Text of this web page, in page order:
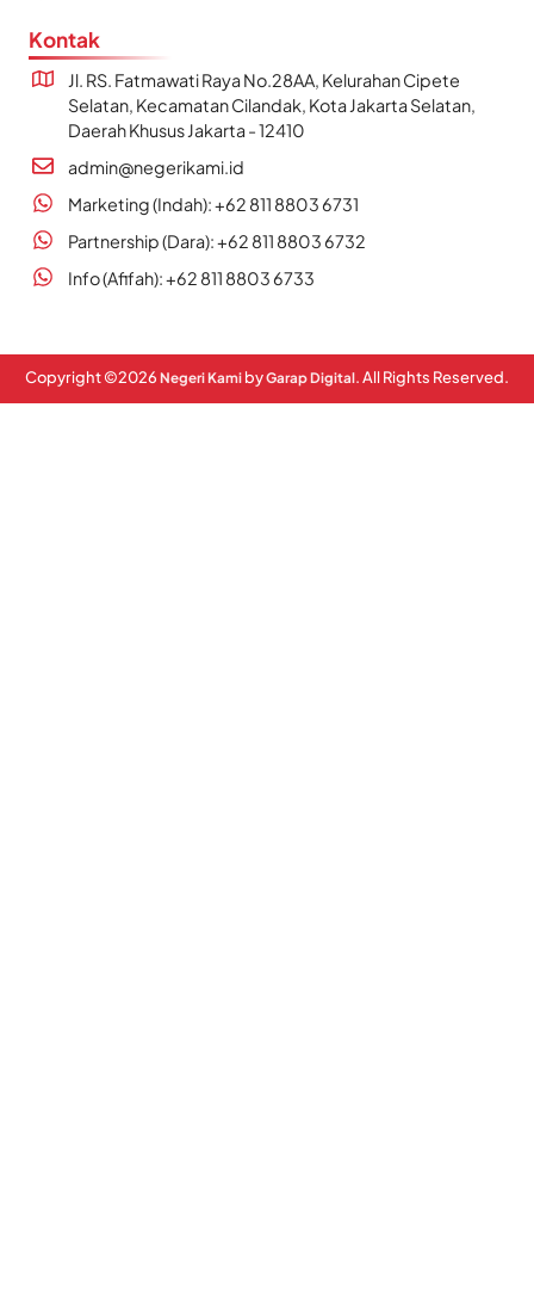
Kontak
Jl. RS. Fatmawati Raya No.28AA, Kelurahan Cipete
Selatan, Kecamatan Cilandak, Kota Jakarta Selatan,
Daerah Khusus Jakarta - 12410
admin@negerikami.id
Marketing (Indah): +62 811 8803 6731
Partnership (Dara): +62 811 8803 6732
Info (Afifah): +62 811 8803 6733
Copyright ©2026 Negeri Kami byGarap Digital. All Rights Reserved.